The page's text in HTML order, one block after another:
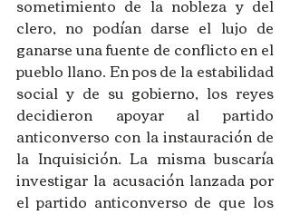
clero, no podían darse el lujo de
ganarse una fuente de conflicto en el
pueblo llano. En pos de la estabilidad
social y de su gobierno, los reyes
decidieron apoyar al partido
anticonverso con la instauración de
la Inquisición. La misma buscaría
investigar la acusación lanzada por
el partido anticonverso de que los